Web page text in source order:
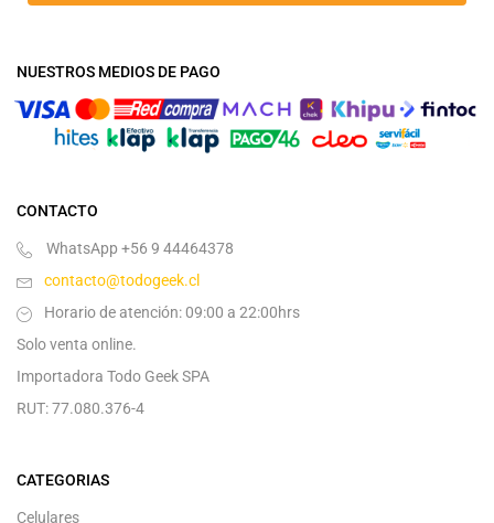
NUESTROS MEDIOS DE PAGO
CONTACTO
WhatsApp +56 9 44464378
contacto@todogeek.cl
Horario de atención: 09:00 a 22:00hrs
Solo venta online.
Importadora Todo Geek SPA
RUT: 77.080.376-4
CATEGORIAS
Celulares